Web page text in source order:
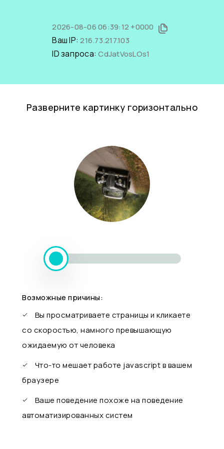
2026-08-06 06:39:12 +0000
Ваш IP:216.73.217.103
ID запроса:CdJatVosLOs1
Разверните картинку горизонтально
Возможные причины:
Вы просматриваете страницы и кликаете
со скоростью, намного превышающую
ожидаемую от человека
Что-то мешает работе javascript в вашем
браузере
Ваше поведение похоже на поведение
автоматизированных систем